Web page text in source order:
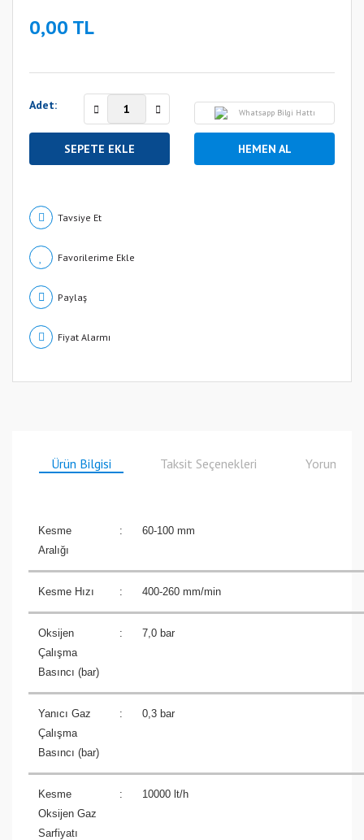
0,00 TL
Adet:
Whatsapp Bilgi Hattı
SEPETE EKLE HEMEN AL
Tavsiye Et
Paylaş
Fiyat Alarmı
Ürün Bilgisi Taksit Seçenekleri Yorumlar
Kesme
Aralığı
: 60-100 mm
Kesme Hızı : 400-260 mm/min
Oksijen
Çalışma
Basıncı (bar)
: 7,0 bar
Yanıcı Gaz
Çalışma
Basıncı (bar)
: 0,3 bar
Kesme
Oksijen Gaz
Sarfiyatı
: 10000 lt/h